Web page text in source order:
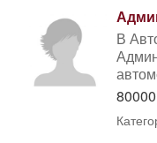
В